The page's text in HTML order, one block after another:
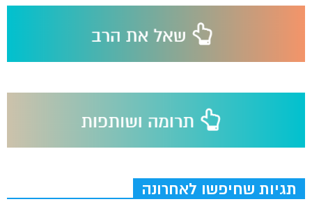
תגיות שחיפשו לאחרונה